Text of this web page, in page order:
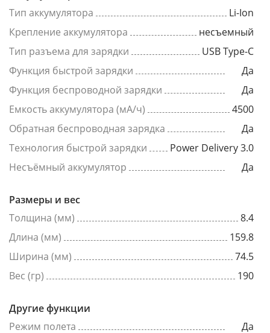
Тип аккумулятора
Li-Ion
Крепление аккумулятора
несъемный
Тип разъема для зарядки
USB Type-C
Функция быстрой зарядки
Да
Функция беспроводной зарядки
Да
Емкость аккумулятора (мА/ч)
4500
Обратная беспроводная зарядка
Да
Технология быстрой зарядки
Power Delivery 3.0
Несъёмный аккумулятор
Да
Размеры и вес
Толщина (мм)
8.4
Длина (мм)
159.8
Ширина (мм)
74.5
Вес (гр)
190
Другие функции
Режим полета
Да